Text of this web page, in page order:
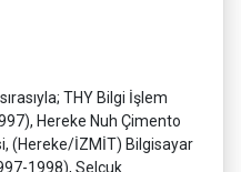
THY Bilgi İşlem
Hereke Nuh Çimento
(Hereke/İZMİT) Bilgisayar
1998), Selçuk